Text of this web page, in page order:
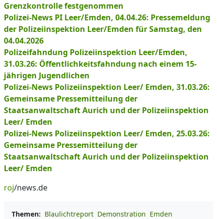
Grenzkontrolle festgenommen
Polizei-News PI Leer/Emden, 04.04.26: Pressemeldung
der Polizeiinspektion Leer/Emden für Samstag, den
04.04.2026
Polizeifahndung Polizeiinspektion Leer/Emden,
31.03.26: Öffentlichkeitsfahndung nach einem 15-
jährigen Jugendlichen
Polizei-News Polizeiinspektion Leer/ Emden, 31.03.26:
Gemeinsame Pressemitteilung der
Staatsanwaltschaft Aurich und der Polizeiinspektion
Leer/ Emden
Polizei-News Polizeiinspektion Leer/ Emden, 25.03.26:
Gemeinsame Pressemitteilung der
Staatsanwaltschaft Aurich und der Polizeiinspektion
Leer/ Emden
roj/news.de
Themen: Blaulichtreport Demonstration Emden